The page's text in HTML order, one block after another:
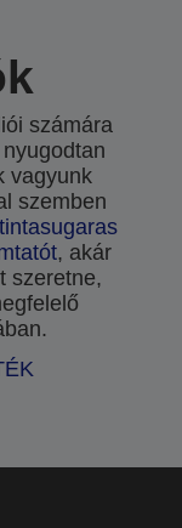
számára
vagyunk
szemben
tintasugaras
, akár
szeretne,